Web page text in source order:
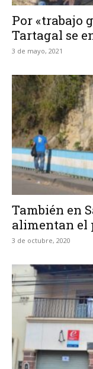
Por «trabajo
Tartagal se
3 de mayo, 2021
También en
alimentan el
3 de octubre, 2020